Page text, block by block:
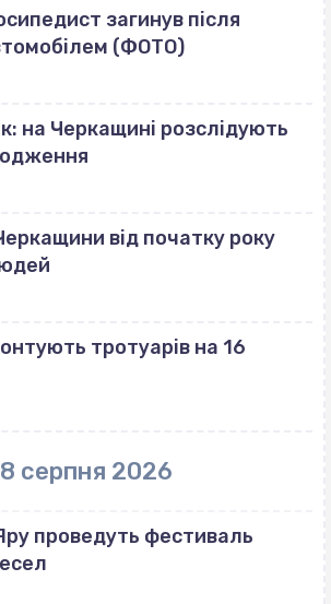
загинув після
(ФОТО)
на Черкащині розслідують
від початку року
тротуарів на 16
8 серпня 2026
проведуть фестиваль